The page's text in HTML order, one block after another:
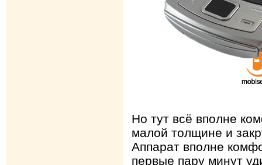
Но тут всё вполне
малой толщине и
Аппарат вполне
первые пару минут